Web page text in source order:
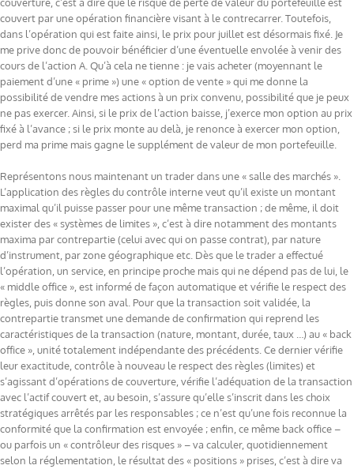
couvert par une opération financière visant à le contrecarrer. Toutefois,
dans l’opération qui est faite ainsi, le prix pour juillet est désormais fixé. Je
me prive donc de pouvoir bénéficier d’une éventuelle envolée à venir des
cours de l’action A. Qu’à cela ne tienne : je vais acheter (moyennant le
paiement d’une « prime ») une « option de vente » qui me donne la
possibilité de vendre mes actions à un prix convenu, possibilité que je peux
ne pas exercer. Ainsi, si le prix de l’action baisse, j’exerce mon option au prix
fixé à l’avance ; si le prix monte au delà, je renonce à exercer mon option,
perd ma prime mais gagne le supplément de valeur de mon portefeuille.
Représentons nous maintenant un trader dans une « salle des marchés ».
L’application des règles du contrôle interne veut qu’il existe un montant
maximal qu’il puisse passer pour une même transaction ; de même, il doit
exister des « systèmes de limites », c’est à dire notamment des montants
maxima par contrepartie (celui avec qui on passe contrat), par nature
d’instrument, par zone géographique etc. Dès que le trader a effectué
l’opération, un service, en principe proche mais qui ne dépend pas de lui, le
« middle office », est informé de façon automatique et vérifie le respect des
règles, puis donne son aval. Pour que la transaction soit validée, la
contrepartie transmet une demande de confirmation qui reprend les
caractéristiques de la transaction (nature, montant, durée, taux …) au « back
office », unité totalement indépendante des précédents. Ce dernier vérifie
leur exactitude, contrôle à nouveau le respect des règles (limites) et
s’agissant d’opérations de couverture, vérifie l’adéquation de la transaction
avec l’actif couvert et, au besoin, s’assure qu’elle s’inscrit dans les choix
stratégiques arrêtés par les responsables ; ce n’est qu’une fois reconnue la
conformité que la confirmation est envoyée ; enfin, ce même back office –
ou parfois un « contrôleur des risques » – va calculer, quotidiennement
selon la réglementation, le résultat des « positions » prises, c’est à dire va